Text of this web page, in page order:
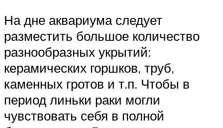
На дне аквариума следует
разместить большое количество
разнообразных укрытий:
керамических горшков, труб,
каменных гротов и т.п. Чтобы в
период линьки раки могли
чувствовать себя в полной